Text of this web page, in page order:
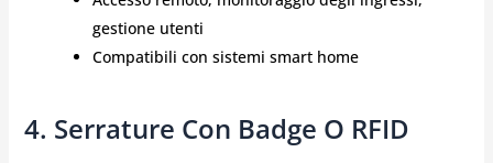
gestione utenti
Compatibili con sistemi smart home
4. Serrature Con Badge O RFID